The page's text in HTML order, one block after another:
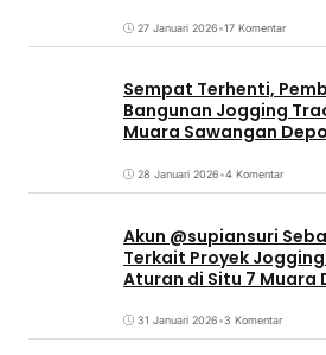
27 Januari 2026•17 Komentar
Sempat Terhenti,
Bangunan Jogging
Muara Sawangan
28 Januari 2026•4 Komentar
Akun @supiansuri
Terkait Proyek
Aturan di Situ 7 Muara
31 Januari 2026•3 Komentar